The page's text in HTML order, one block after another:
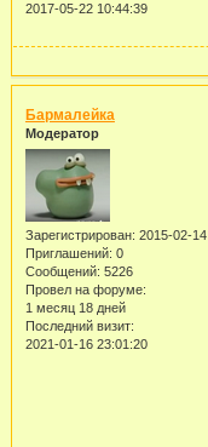
2017-05-22 10:44:39
Бармалейка
Модератор
Зарегистрирован: 2015-02-14
Приглашений: 0
Сообщений: 5226
Провел на форуме:
1 месяц 18 дней
Последний визит:
2021-01-16 23:01:20